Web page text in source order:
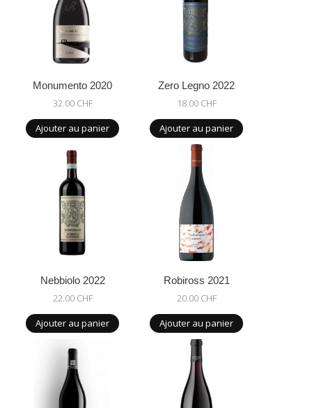
Monumento 2020
32.00 CHF
Ajouter au panier
Zero Legno 2022
18.00 CHF
Ajouter au panier
Nebbiolo 2022
22.00 CHF
Ajouter au panier
Robiross 2021
20.00 CHF
Ajouter au panier